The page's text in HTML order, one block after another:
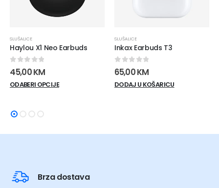
SLUŠALICE
Haylou X1 Neo Earbuds
out of 5
45,00KM
ODABERI OPCIJEOvaj
Opcije
na
SLUŠALICE
Inkax Earbuds T3
0 out of 5
65,00KM
DODAJ U KOŠARICU
Brza dostava